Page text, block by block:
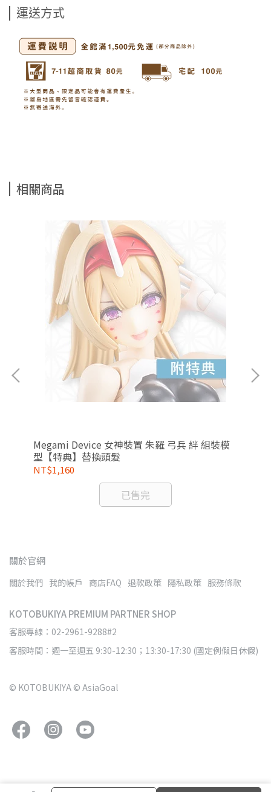
運送方式
相關商品
Megami Device 女神裝置 朱羅 弓兵 絆 組裝模
型【特典】替換頭髮
NT$1,160
已售完
關於官網
關於我們 我的帳戶 商店FAQ 退款政策 隱私政策 服務條款
KOTOBUKIYA PREMIUM PARTNER SHOP
客服專線：02-2961-9288#2
客服時間：週一至週五 9:30-12:30；13:30-17:30 (國定例假日休假)
© KOTOBUKIYA © AsiaGoal